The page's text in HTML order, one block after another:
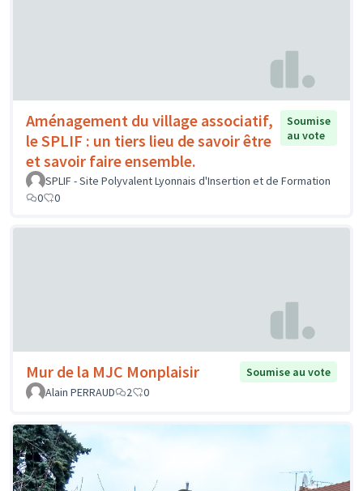
Aménagement du village associatif,
le SPLIF : un tiers lieu de savoir être
et savoir faire ensemble.
Soumise
au vote
SPLIF - Site Polyvalent Lyonnais d'Insertion et de Formation
0
0
Mur de la MJC Monplaisir
Soumise au vote
Alain PERRAUD
2 0